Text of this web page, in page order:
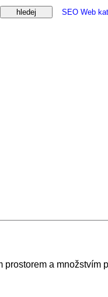
SEO Web
a množstvím